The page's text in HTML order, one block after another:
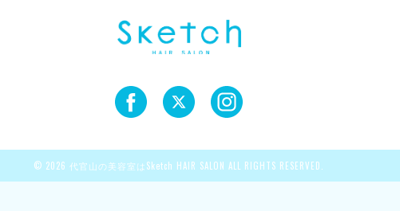
© 2026 代官山の美容室はSketch HAIR SALON ALL RIGHTS RESERVED.